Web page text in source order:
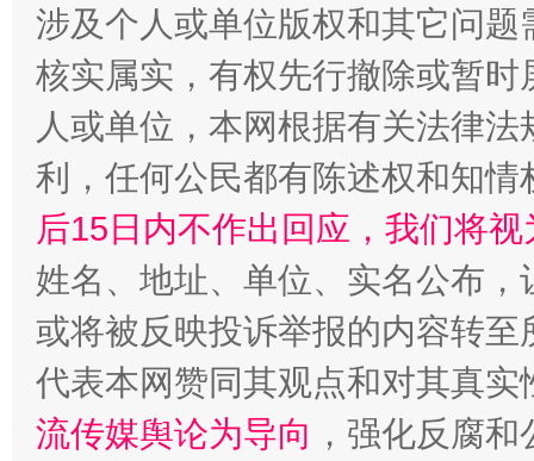
完善运行机制助力责任有效落实 一纸欠
涉及个人或单位版权和其它问题
核实属实，有权先行撤除或暂
人或单位，本网根据有关法律
利，任何公民都有陈述权和知情
后15日内不作出回应，我们将
姓名、地址、单位、实名公布
或将被反映投诉举报的内容转
代表本网赞同其观点和对其真实
流传媒舆论为导向 ，强化反腐